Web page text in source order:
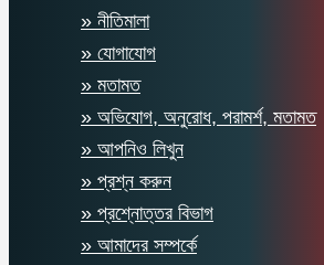
» নীতিমালা
» যোগাযোগ
» মতামত
» অভিযোগ, অনুরোধ, পরামর্শ, মতামত
» আপনিও লিখুন
» প্রশ্ন করুন
» প্রশ্নোত্তর বিভাগ
» আমাদের সম্পর্কে